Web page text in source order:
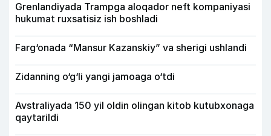
Grenlandiyada Trampga aloqador neft kompaniyasi
hukumat ruxsatisiz ish boshladi
Farg‘onada “Mansur Kazanskiy” va sherigi ushlandi
Zidanning o‘g‘li yangi jamoaga o‘tdi
Avstraliyada 150 yil oldin olingan kitob kutubxonaga
qaytarildi